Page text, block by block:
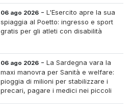
06 ago 2026 -L'Esercito apre la sua
spiaggia al Poetto: ingresso e sport
gratis per gli atleti con disabilità
06 ago 2026 -La Sardegna vara la
maxi manovra per Sanità e welfare:
pioggia di milioni per stabilizzare i
precari, pagare i medici nei piccoli